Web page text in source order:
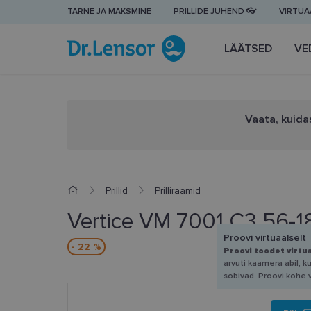
TARNE JA MAKSMINE PRILLIDE JUHEND 👓
LÄÄTSED
Vaata,
Prillid Prilliraamid
Vertice VM 7001 C3 56-
- 22 %
Proovi virtuaalselt
Proovi toodet
arvuti kaamera abil,
sobivad. Proovi